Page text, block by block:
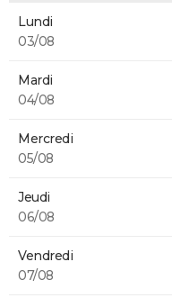
Lundi
03/08
Mardi
04/08
Mercredi
05/08
Jeudi
06/08
Vendredi
07/08